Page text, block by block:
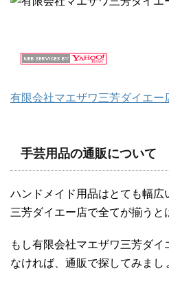
有限会社マエザワ三芳ダイエー
手芸用品の通販について
ハンドメイド用品はとても幅広
三芳ダイエー店で全てが揃うと
もし有限会社マエザワ三芳ダ
なければ、通販で探してみまし